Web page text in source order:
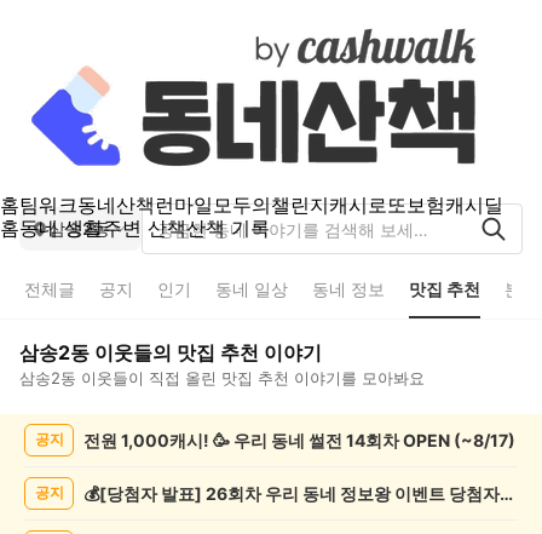
홈팀워크동네산책런마일모두의챌린지캐시로또보험캐시딜
홈동네 생활주변 산책산책 기록
삼송2동
전체글 공지 인기 동네 일상 동네 정보 맛집 추천 분
삼송2동 이웃들의 맛집 추천 이야기
삼송2동 이웃들이 직접 올린 맛집 추천 이야기를 모아봐요
공지 전원 1,000캐시! 🥳 우리 동네 썰전 14회차 OPEN (~8/17)
공지 💰[당첨자 발표] 26회차 우리 동네 정보왕 이벤트 당첨자를 발표합니다!